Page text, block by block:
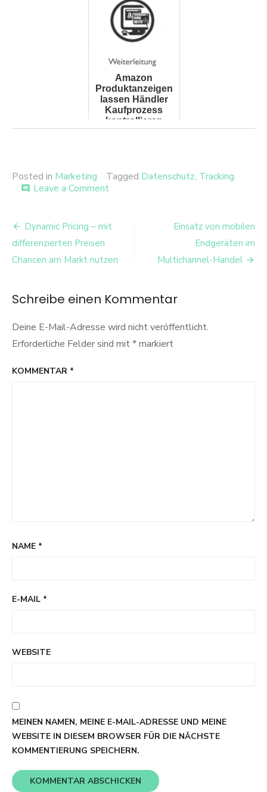
Amazon
Produktanzeigen
lassen Händler
Kaufprozess
kontrollieren
Posted in Marketing Tagged Datenschutz, Tracking
comment Leave a Commenton
Online-
Cookies
Beitrags-
Navigation
Dynamic Pricing – mit
differenzierten Preisen
Chancen am Markt nutzen
Einsatz von mobilen
Endgeräten im
Multichannel-Handel
Schreibe einen Kommentar
Deine E-Mail-Adresse wird nicht veröffentlicht.
Erforderliche Felder sind mit*markiert
KOMMENTAR *
NAME *
E-MAIL *
WEBSITE
MEINEN NAMEN, MEINE E-MAIL-ADRESSE UND MEINE
WEBSITE IN DIESEM BROWSER FÜR DIE NÄCHSTE
KOMMENTIERUNG SPEICHERN.